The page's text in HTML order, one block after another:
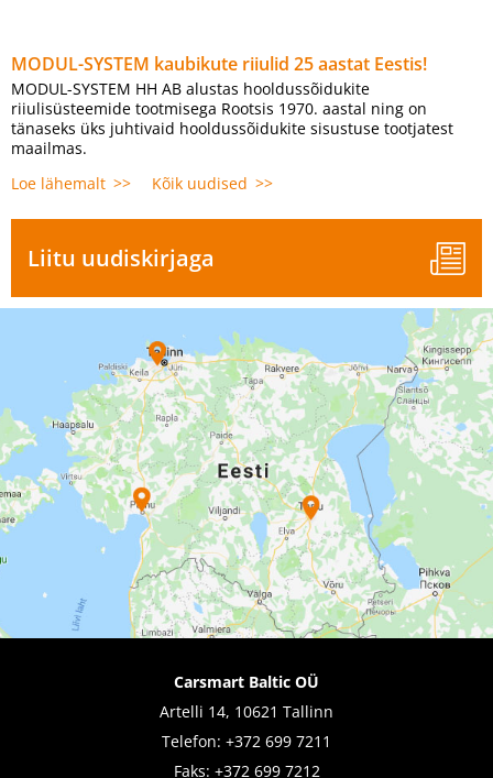
MODUL-SYSTEM kaubikute riiulid 25 aastat Eestis!
MODUL-SYSTEM HH AB alustas hooldussõidukite
riiulisüsteemide tootmisega Rootsis 1970. aastal ning on
tänaseks üks juhtivaid hooldussõidukite sisustuse tootjatest
maailmas.
Loe lähemalt
Kõik uudised
Liitu uudiskirjaga
Carsmart Baltic OÜ
Artelli 14, 10621 Tallinn
Telefon: +372 699 7211
Faks: +372 699 7212